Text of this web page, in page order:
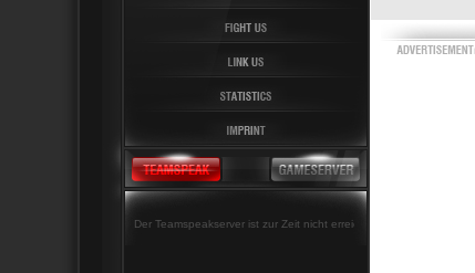
Der Teamspeakserver ist zur Zeit nicht erreichbar!